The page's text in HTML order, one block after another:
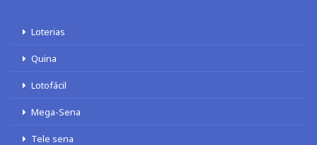
Loterias
Quina
Lotofácil
Mega-Sena
Tele sena